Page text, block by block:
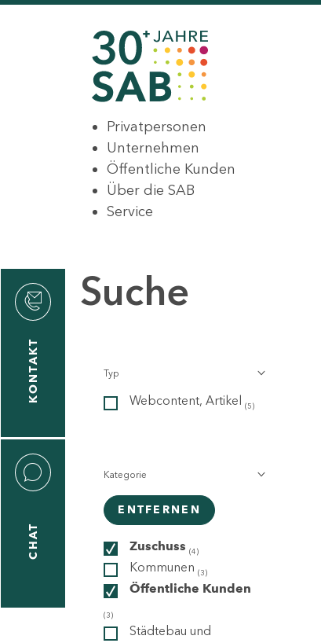
Privatpersonen
Unternehmen
Öffentliche Kunden
Über die SAB
Service
KONTAKT
CHAT
Suche
Typ
Webcontent, Artikel (5)
Kategorie
ENTFERNEN
Zuschuss (4)
Kommunen (3)
Öffentliche Kunden
(3)
Städtebau und